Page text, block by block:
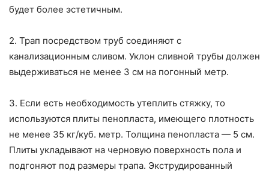
будет более эстетичным.
2. Трап посредством труб соединяют с
канализационным сливом. Уклон сливной трубы должен
выдерживаться не менее 3 см на погонный метр.
3. Если есть необходимость утеплить стяжку, то
используются плиты пенопласта, имеющего плотность
не менее 35 кг/куб. метр. Толщина пенопласта — 5 см.
Плиты укладывают на черновую поверхность пола и
подгоняют под размеры трапа. Экструдированный